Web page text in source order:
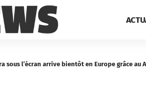
sous l’écran arrive bientôt en Europe grâce au